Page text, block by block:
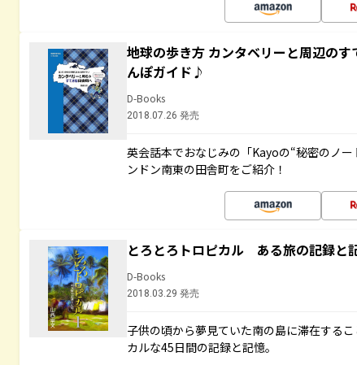
地球の歩き方 カンタベリーと周辺の
んぽガイド♪
D-Books
2018.07.26 発売
英会話本でおなじみの「Kayoの“秘密のノ
ンドン南東の田舎町をご紹介！
とろとろトロピカル ある旅の記録
D-Books
2018.03.29 発売
子供の頃から夢見ていた南の島に滞在する
カルな45日間の記録と記憶。